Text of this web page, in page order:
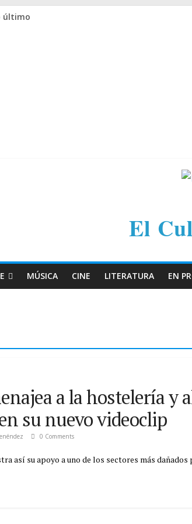
último
El
MÚSICA CINE LITERATURA EN
a la hostelería y
su nuevo videoclip
0 Comments
así su apoyo a uno de los sectores más